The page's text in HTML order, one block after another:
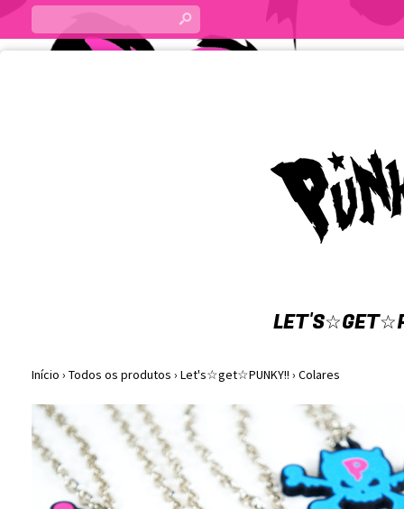
s
Início › Todos os produtos › Let's☆get☆PUNKY!! › Colares